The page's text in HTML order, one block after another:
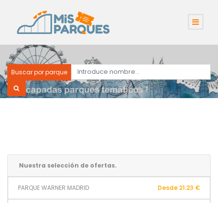
Buscar por parque
Nuestra selección de ofertas.
PARQUE WARNER MADRID Desde 21.23 €